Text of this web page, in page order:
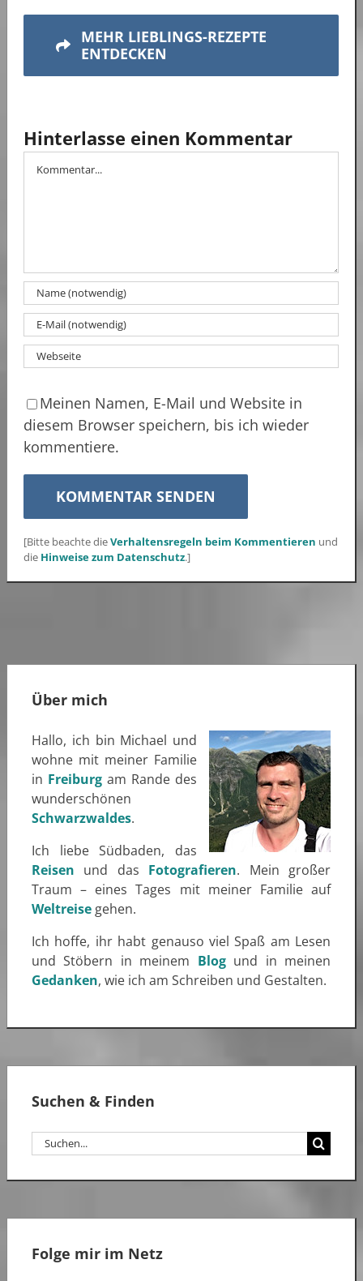
MEHR LIEBLINGS-REZEPTE
ENTDECKEN
Hinterlasse einen Kommentar
Meinen Namen, E-Mail und Website in
diesem Browser speichern, bis ich wieder
kommentiere.
[Bitte beachte dieVerhaltensregeln beim Kommentieren und
die Hinweise zum Datenschutz.]
Über mich
Hallo, ich bin Michael und
wohne mit meiner Familie
in Freiburg am Rande des
wunderschönen
Schwarzwaldes.
Ich liebe Südbaden, das
Reisen und das Fotografieren. Mein großer
Traum – eines Tages mit meiner Familie auf
Weltreise gehen.
Ich hoffe, ihr habt genauso viel Spaß am Lesen
und Stöbern in meinem Blog und in meinen
Gedanken, wie ich am Schreiben und Gestalten.
Suchen & Finden
Suche
nach:
Folge mir im Netz